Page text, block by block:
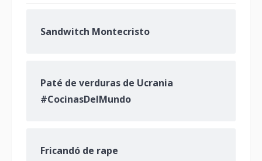
Sandwitch Montecristo
Paté de verduras de Ucrania
#CocinasDelMundo
Fricandó de rape